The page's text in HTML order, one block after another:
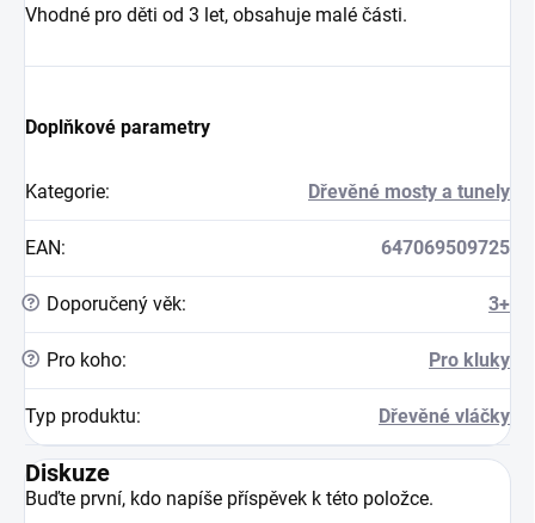
Vhodné pro děti od 3 let, obsahuje malé části.
Doplňkové parametry
Kategorie: Dřevěné mosty a tunely
EAN: 647069509725
? Doporučený věk: 3+
? Pro koho: Pro kluky
Typ produktu: Dřevěné vláčky
Diskuze
Buďte první, kdo napíše příspěvek k této položce.